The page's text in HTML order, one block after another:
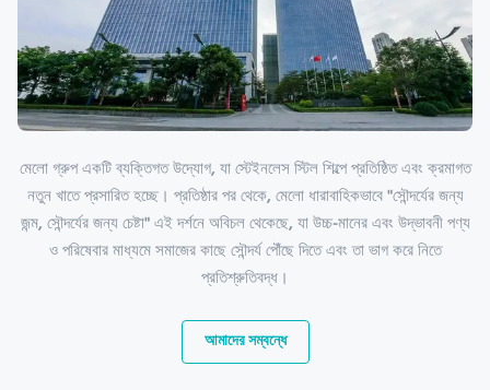
মেলো গ্রুপ একটি ব্যক্তিগত উদ্যোগ, যা স্টেইনলেস স্টিল শিল্পে প্রতিষ্ঠিত এবং ক্রমাগত
নতুন খাতে প্রসারিত হচ্ছে। প্রতিষ্ঠার পর থেকে, মেলো ধারাবাহিকভাবে "সৌন্দর্যের জন্য
জন্ম, সৌন্দর্যের জন্য চেষ্টা" এই দর্শনে অবিচল থেকেছে, যা উচ্চ-মানের এবং উদ্ভাবনী পণ্য
ও পরিষেবার মাধ্যমে সমাজের কাছে সৌন্দর্য পৌঁছে দিতে এবং তা ভাগ করে নিতে
প্রতিশ্রুতিবদ্ধ।
আমাদের সম্বন্ধে